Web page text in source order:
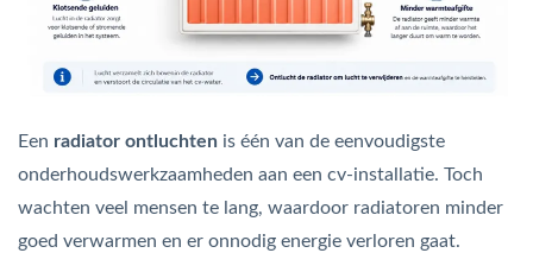
(Circulatiepompen, pompgroepen & verdelers)
(Installatiemateriaal)
(Verwarming, kachels & ketels)
Een radiator ontluchten is één van de eenvoudigste
onderhoudswerkzaamheden aan een cv-installatie. Toch
wachten veel mensen te lang, waardoor radiatoren minder
goed verwarmen en er onnodig energie verloren gaat.